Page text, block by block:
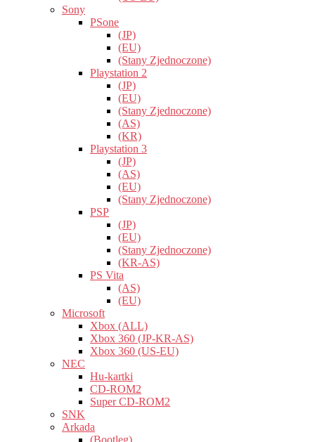
Sony
PSone
(JP)
(EU)
(Stany Zjednoczone)
Playstation 2
(JP)
(EU)
(Stany Zjednoczone)
(AS)
(KR)
Playstation 3
(JP)
(AS)
(EU)
(Stany Zjednoczone)
PSP
(JP)
(EU)
(Stany Zjednoczone)
(KR-AS)
PS Vita
(AS)
(EU)
Microsoft
Xbox (ALL)
Xbox 360 (JP-KR-AS)
Xbox 360 (US-EU)
NEC
Hu-kartki
CD-ROM2
Super CD-ROM2
SNK
Arkada